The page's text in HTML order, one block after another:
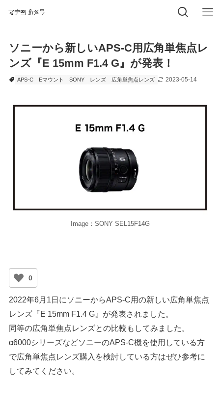
ソニーから新しいAPS-C用広角単焦点レ
ンズ『E 15mm F1.4 G』が発表！
APS-C Eマウント SONY レンズ 広角単焦点レンズ 2023-05-14
Image：SONY SEL15F14G
0
2022年6月1日にソニーからAPS-C用の新しい広角単焦点
レンズ『E 15mm F1.4 G』が発表されました。
同等の広角単焦点レンズとの比較もしてみました。
α6000シリーズなどソニーのAPS-C機を使用している方
で広角単焦点レンズ購入を検討している方はぜひ参考に
してみてください。